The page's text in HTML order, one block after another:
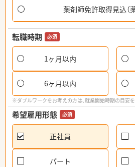
薬剤師免許取得見込（
転職時期 必須
1ヶ月以内
6ヶ月以内
※ダブルワークをお考えの方は、就業開始時期の目安
希望雇用形態 必須
正社員
パート